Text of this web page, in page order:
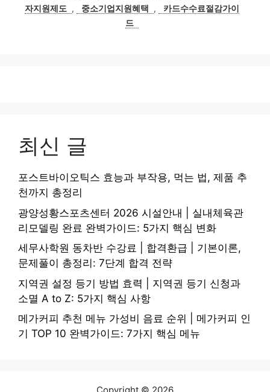
자지원제도
, 중소기업지원혜택 ,
카드수수료절감가이
드
최신 글
포스트바이오틱스 효능과 부작용, 먹는 법, 제품 추
천까지 총정리
광양성황스포츠센터 2026 시설안내 | 실내체육관
리모델링 완료 완벽가이드: 5가지 핵심 변화
세무사학원 동차반 수강료 | 합격환급 | 기본이론,
문제풀이 총정리: 7단계 합격 전략
지역권 설정 등기 방법 효력 | 지역권 등기 신청과
소멸 A to Z: 5가지 핵심 사항
메가커피 추천 메뉴 가성비 음료 순위 | 메가커피 인
기 TOP 10 완벽가이드: 7가지 핵심 메뉴